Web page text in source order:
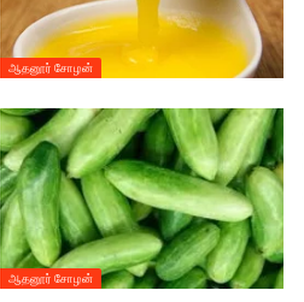
ஆதனூர் சோழன்
ஆதனூர் சோழன்